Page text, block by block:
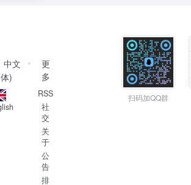
中文
)
更
多
RSS
社
交
关
于
公
告
排
扫码加QQ群